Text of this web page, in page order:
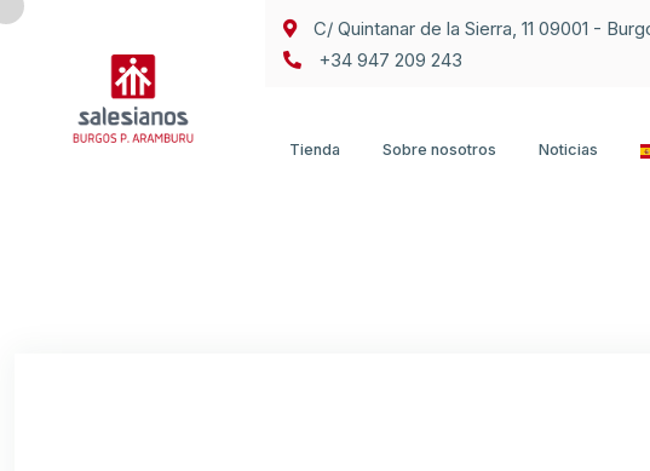
C/ Quintanar de la Sierra, 11 09001 -
+34 947 209 243
Tienda Sobre nosotros Noticias